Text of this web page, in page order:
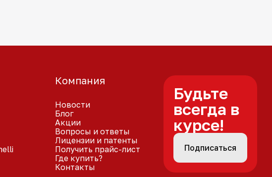
Компания
Новости
Блог
Акции
Вопросы и ответы
Лицензии и патенты
Получить прайс-лист
Где купить?
Контакты
Будьте
всегда в
курсе!
Подписаться